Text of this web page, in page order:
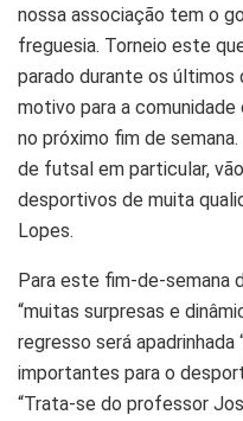
nossa associação tem o
freguesia. Torneio este
parado durante os últimos
motivo para a comunidade
no próximo fim de
de futsal em particular,
desportivos de muita
Lopes.
Para este fim-de-semana
“muitas surpresas e
regresso será apadrinhada
importantes para o
“Trata-se do professor